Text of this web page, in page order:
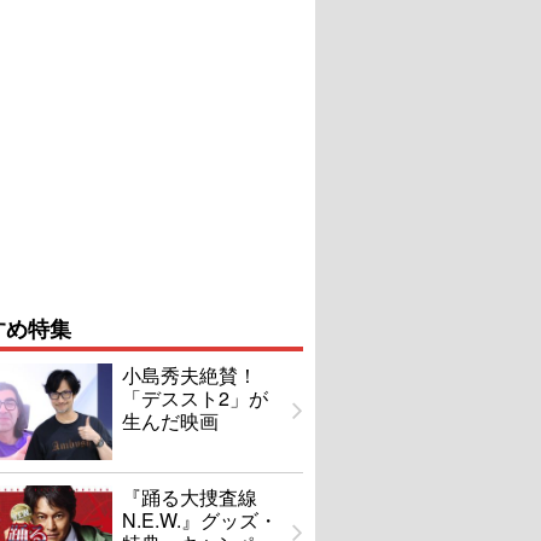
特集
小島秀夫絶賛！
「デススト2」が
生んだ映画
『踊る大捜査線
N.E.W.』グッズ・